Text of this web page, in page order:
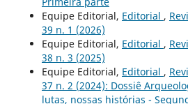
Equipe Editorial, Editorial ,
39 n. 1 (2026)
Equipe Editorial, Editorial ,
38 n. 3 (2025)
Equipe Editorial, Editorial ,
37 n. 2 (2024): Dossiê
lutas, nossas histórias -